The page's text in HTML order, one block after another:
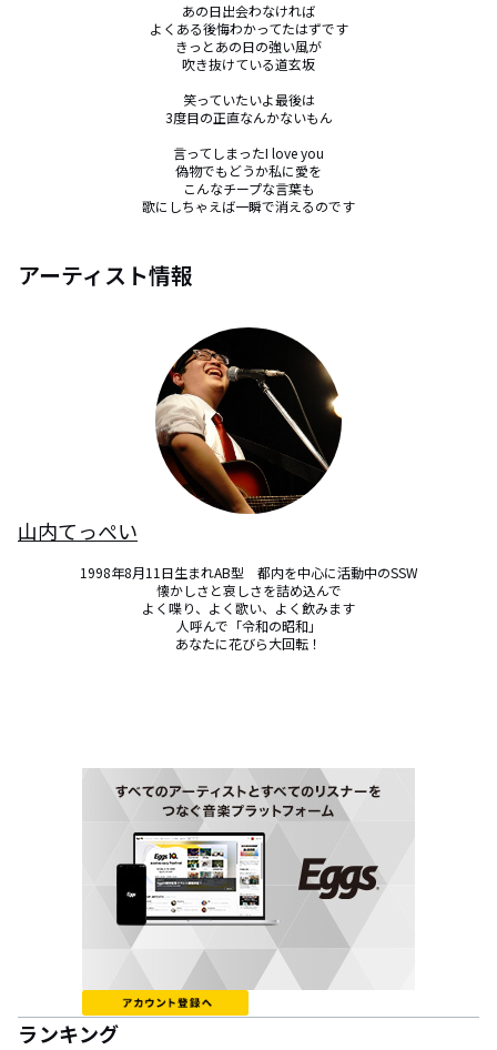
あの日出会わなければ
よくある後悔わかってたはずです
きっとあの日の強い風が
吹き抜けている道玄坂
笑っていたいよ最後は
3度目の正直なんかないもん
言ってしまったI love you
偽物でもどうか私に愛を
こんなチープな言葉も
歌にしちゃえば一瞬で消えるのです
アーティスト情報
山内てっぺい
1998年8月11日生まれAB型　都内を中心に活動中のSSW
懐かしさと哀しさを詰め込んで
よく喋り、よく歌い、よく飲みます
人呼んで「令和の昭和」
あなたに花びら大回転！
ランキング